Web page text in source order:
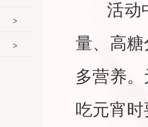
活动中
量、高
多营养
吃元宵